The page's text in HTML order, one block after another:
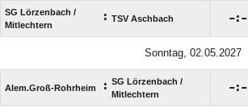
SG Lörzenbach /​
Mitlechtern
: TSV Aschbach :
Sonntag, 02.05.2027
Alem.Groß-Rohrheim : SG Lörzenbach /​
Mitlechtern
: